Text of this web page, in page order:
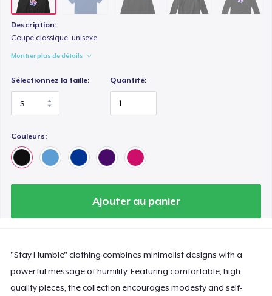
Description:
Coupe classique, unisexe
Montrer plus de détails
Sélectionnez la taille: Quantité:
Couleurs:
Ajouter au panier
"Stay Humble" clothing combines minimalist designs with a
powerful message of humility. Featuring comfortable, high-
quality pieces, the collection encourages modesty and self-